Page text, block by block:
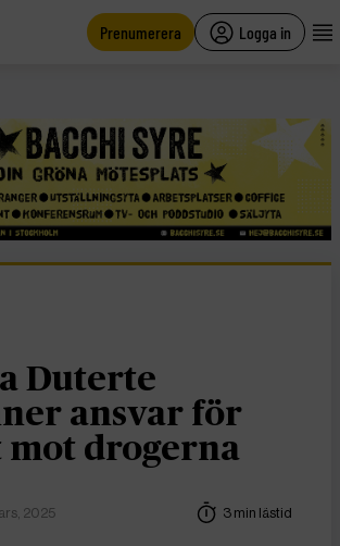
Prenumerera Logga in
Duterte
ansvar för
mot drogerna
2025 3 min lästid